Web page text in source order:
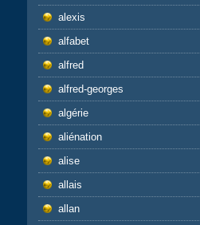
alexis
alfabet
alfred
alfred-georges
algérie
aliénation
alise
allais
allan